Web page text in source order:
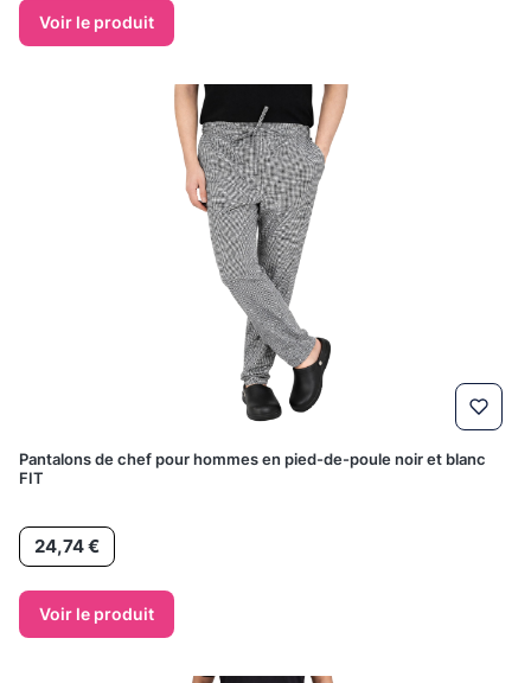
Voir le produit
Pantalons de chef pour hommes en pied-de-poule noir et blanc
FIT
Prix24,74 €
Voir le produit